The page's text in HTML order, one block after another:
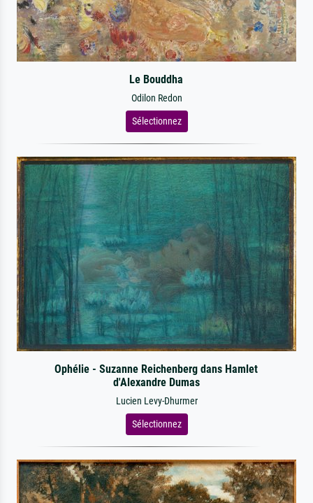
Le Bouddha
Odilon Redon
Sélectionnez
Ophélie - Suzanne Reichenberg dans Hamlet
d'Alexandre Dumas
Lucien Levy-Dhurmer
Sélectionnez